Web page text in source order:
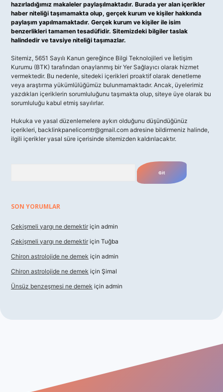
hazırladığımız makaleler paylaşılmaktadır. Burada yer alan içerikler
haber niteliği taşımamakta olup, gerçek kurum ve kişiler hakkında
paylaşım yapılmamaktadır. Gerçek kurum ve kişiler ile isim
benzerlikleri tamamen tesadüfidir. Sitemizdeki bilgiler taslak
halindedir ve tavsiye niteliği taşımazlar.
Sitemiz, 5651 Sayılı Kanun gereğince Bilgi Teknolojileri ve İletişim
Kurumu (BTK) tarafından onaylanmış bir Yer Sağlayıcı olarak hizmet
vermektedir. Bu nedenle, sitedeki içerikleri proaktif olarak denetleme
veya araştırma yükümlülüğümüz bulunmamaktadır. Ancak, üyelerimiz
yazdıkları içeriklerin sorumluluğunu taşımakta olup, siteye üye olarak bu
sorumluluğu kabul etmiş sayılırlar.
Hukuka ve yasal düzenlemelere aykırı olduğunu düşündüğünüz
içerikleri, backlinkpanelicomtr@gmail.com adresine bildirmeniz halinde,
ilgili içerikler yasal süre içerisinde sitemizden kaldırılacaktır.
SON YORUMLAR
Çekişmeli yargı ne demektir için admin
Çekişmeli yargı ne demektir için Tuğba
Chiron astrolojide ne demek için admin
Chiron astrolojide ne demek için Şimal
Ünsüz benzeşmesi ne demek için admin